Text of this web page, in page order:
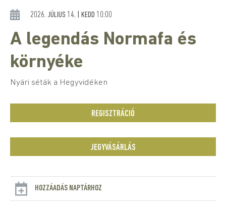
2026. JÚLIUS 14. | KEDD 10:00
A legendás Normafa és
környéke
Nyári séták a Hegyvidéken
REGISZTRÁCIÓ
JEGYVÁSÁRLÁS
HOZZÁADÁS NAPTÁRHOZ